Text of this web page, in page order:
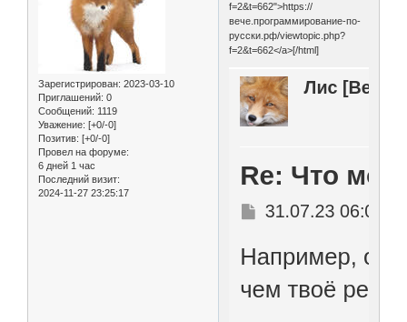
Зарегистрирован: 2023-03-10
Приглашений: 0
Сообщений: 1119
Уважение: [+0/-0]
Позитив: [+0/-0]
Провел на форуме:
6 дней 1 час
Последний визит:
2024-11-27 23:25:17
f=2&t=662">https://
вече.программирование-по-
русски.рф/viewtopic.php?
f=2&t=662</a>[/html]